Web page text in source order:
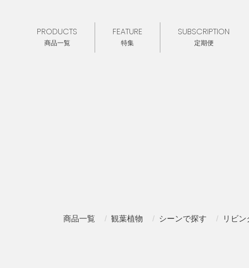
PRODUCTS
商品一覧
FEATURE
特集
SUBSCRIPTION
定期便
商品一覧 観葉植物 シーンで探す リビン